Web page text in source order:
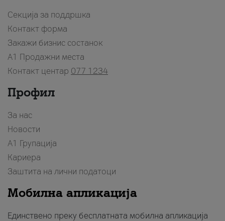
Секција за поддршка
Контакт форма
Закажи бизнис состанок
A1 Продажни места
Контакт центар 077 1234
Профил
За нас
Новости
А1 Групација
Кариера
Заштита на лични податоци
Мобилна апликација
Единствено преку бесплатната мобилна апликација